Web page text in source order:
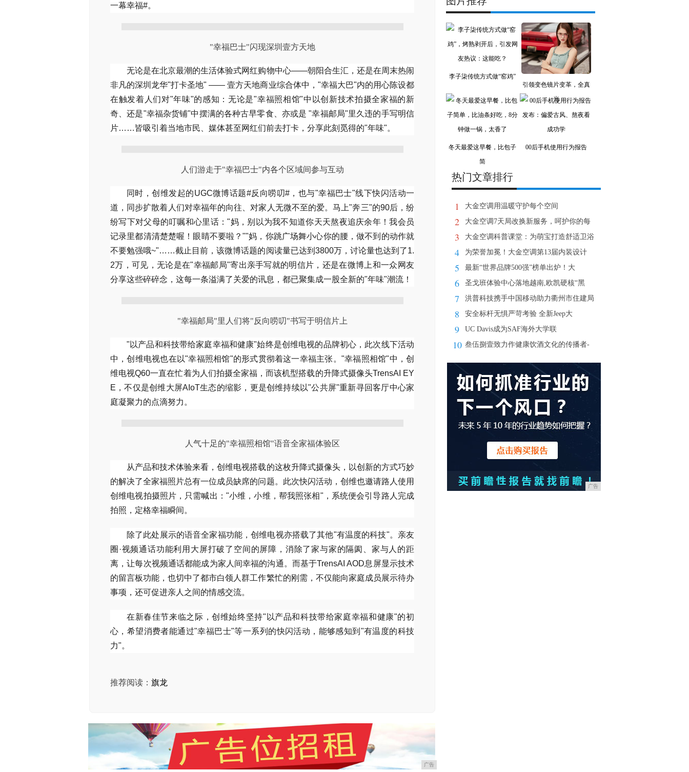
一幕幸福#。
"幸福巴士"闪现深圳壹方天地
无论是在北京最潮的生活体验式网红购物中心——朝阳合生汇，还是在周末热闹
非凡的深圳龙华"打卡圣地" —— 壹方天地商业综合体中，"幸福大巴"内的用心陈设都
在触发着人们对"年味"的感知：无论是"幸福照相馆"中以创新技术拍摄全家福的新
奇、还是"幸福杂货铺"中摆满的各种古早零食、亦或是 "幸福邮局"里久违的手写明信
片……皆吸引着当地市民、媒体甚至网红们前去打卡，分享此刻觅得的"年味"。
人们游走于"幸福巴士"内各个区域间参与互动
同时，创维发起的UGC微博话题#反向唠叨#，也与"幸福巴士"线下快闪活动一
道，同步扩散着人们对幸福年的向往、对家人无微不至的爱。马上"奔三"的90后，纷
纷写下对父母的叮嘱和心里话："妈，别以为我不知道你天天熬夜追庆余年！我会员
记录里都清清楚楚喔！眼睛不要啦？""妈，你跳广场舞小心你的腰，做不到的动作就
不要勉强哦~"……截止目前，该微博话题的阅读量已达到3800万，讨论量也达到了1.
2万，可见，无论是在"幸福邮局"寄出亲手写就的明信片，还是在微博上和一众网友
分享这些碎碎念，这每一条溢满了关爱的讯息，都已聚集成一股全新的"年味"潮流！
"幸福邮局"里人们将"反向唠叨"书写于明信片上
"以产品和科技带给家庭幸福和健康"始终是创维电视的品牌初心，此次线下活动
中，创维电视也在以"幸福照相馆"的形式贯彻着这一幸福主张。"幸福照相馆"中，创
维电视Q60一直在忙着为人们拍摄全家福，而该机型搭载的升降式摄像头TrensAI EY
E，不仅是创维大屏AIoT生态的缩影，更是创维持续以"公共屏"重新寻回客厅中心家
庭凝聚力的点滴努力。
人气十足的"幸福照相馆"语音全家福体验区
从产品和技术体验来看，创维电视搭载的这枚升降式摄像头，以创新的方式巧妙
的解决了全家福照片总有一位成员缺席的问题。此次快闪活动，创维也邀请路人使用
创维电视拍摄照片，只需喊出："小维，小维，帮我照张相"，系统便会引导路人完成
拍照，定格幸福瞬间。
除了此处展示的语音全家福功能，创维电视亦搭载了其他"有温度的科技"。亲友
圈·视频通话功能利用大屏打破了空间的屏障，消除了家与家的隔阂、家与人的距
离，让每次视频通话都能成为家人间幸福的沟通。而基于TrensAI AOD息屏显示技术
的留言板功能，也切中了都市白领人群工作繁忙的刚需，不仅能向家庭成员展示待办
事项，还可促进亲人之间的情感交流。
在新春佳节来临之际，创维始终坚持"以产品和科技带给家庭幸福和健康"的初
心，希望消费者能通过"幸福巴士"等一系列的快闪活动，能够感知到"有温度的科技
力"。
推荐阅读： 旗龙
广告
李子柒传统方式做“窑鸡”
引领变色镜片变革，全真
光
冬天最爱这早餐，比包子
简
00后手机使用行为报告
热门文章排行
1 大金空调用温暖守护每个空间
2 大金空调7天局改换新服务，呵护你的每
3 大金空调科普课堂：为萌宝打造舒适卫浴
4 为荣誉加冕！大金空调第13届内装设计
5 最新“世界品牌500强”榜单出炉！大
6 圣戈班体验中心落地越南,欧凯硬核“黑
7 洪普科技携手中国移动助力衢州市住建局
8 安全标杆无惧严苛考验 全新Jeep大
9 UC Davis成为SAF海外大学联
10 叁伍捌壹致力作健康饮酒文化的传播者-
广告